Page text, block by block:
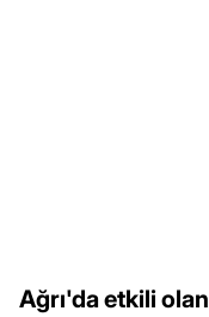
Ağrı'da etkili